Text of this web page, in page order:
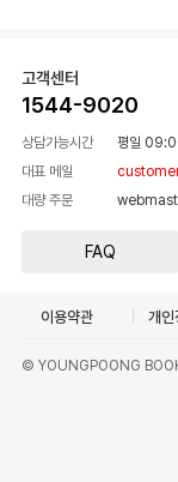
고객센터
1544-9020
상담가능시간 평일
대표 메일
대량 주문
FAQ
이용약관 개인
© YOUNGPOONG